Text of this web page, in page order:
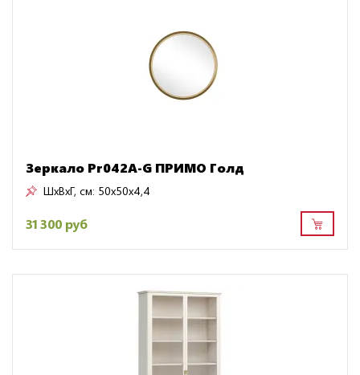
Зеркало Pr042A-G ПРИМО Голд
ШxВxГ, см: 50x50x4,4
31 300 руб